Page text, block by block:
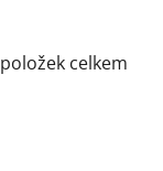
položek celkem